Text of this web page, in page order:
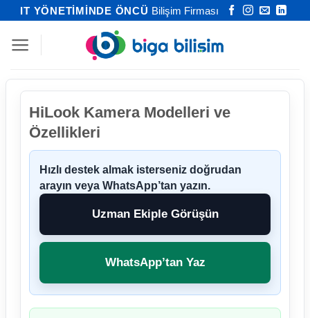
İçeriğeIT YÖNETİMİNDE ÖNCÜ Bilişim Firması
HiLook Kamera Modelleri ve
Özellikleri
Hızlı destek almak isterseniz doğrudan
arayın veya WhatsApp’tan yazın.
Uzman Ekiple Görüşün
WhatsApp’tan Yaz